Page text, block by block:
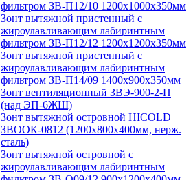
фильтром ЗВ-П12/10 1200х1000х350мм
Зонт вытяжной пристенный с
жироулавливающим лабиринтным
фильтром ЗВ-П12/12 1200х1200х350мм
Зонт вытяжной пристенный с
жироулавливающим лабиринтным
фильтром ЗВ-П14/09 1400х900х350мм
Зонт вентиляционный ЗВЭ-900-2-П
(над ЭП-6ЖШ)
Зонт вытяжной островной HICOLD
ЗВООК-0812 (1200х800x400мм, нерж.
сталь)
Зонт вытяжной островной с
жироулавливающим лабиринтным